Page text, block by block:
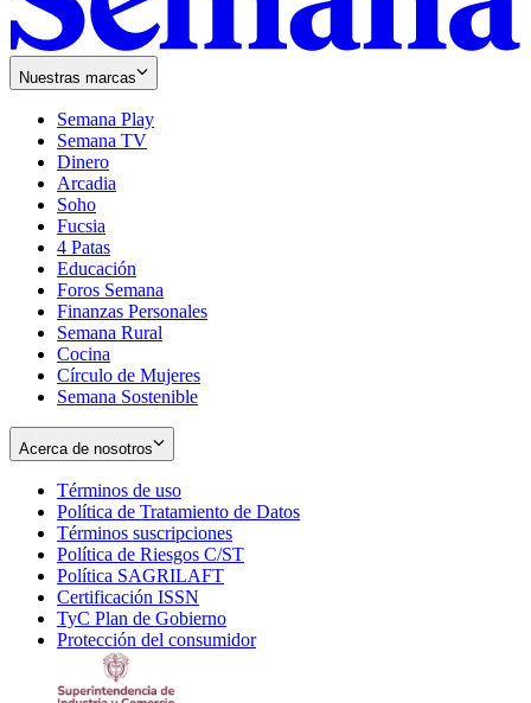
Nuestras marcas
Semana Play
Semana TV
Dinero
Arcadia
Soho
in
new
window
Fucsia
in
new
window
4 Patas
Educación
Foros Semana
Finanzas Personales
Semana Rural
Cocina
Círculo de Mujeres
Semana Sostenible
Acerca de nosotros
Términos de uso
in
new
window
Política de Tratamiento de Datos
Términos suscripciones
in
Política de Riesgos C/ST
Política SAGRILAFT
new
window
Certificación ISSN
in
new
TyC Plan de Gobierno
in
Protección del consumidorOpens